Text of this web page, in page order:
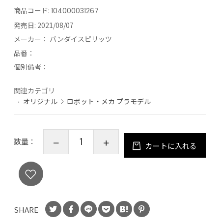
商品コード: 104000031267
発売日: 2021/08/07
メーカー： バンダイスピリッツ
品番：
個別備考：
関連カテゴリ
オリジナル
ロボット・メカ プラモデル
数量： カートに入れる
SHARE